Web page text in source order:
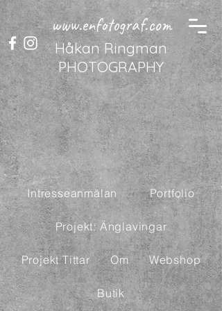
www.enfotograf.com
Håkan Ringman
PHOTOGRAPHY
Intresseanmälan Portfolio
Projekt: Änglavingar
Projekt Tittar Om Webshop
Butik